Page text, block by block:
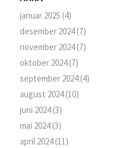
januar 2025 (4)
desember 2024(7)
november 2024(7)
oktober 2024(7)
september 2024(4)
august 2024(10)
juni 2024(3)
mai 2024(3)
april 2024(11)